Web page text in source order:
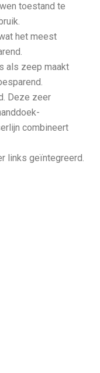
toestand te
het meest
als zeep maakt
Deze zeer
combineert
links geïntegreerd.